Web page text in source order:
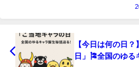
【今日は何の日
日」🎏全国のゆる